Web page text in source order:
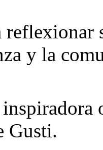
reflexionar
y la
Gusti.